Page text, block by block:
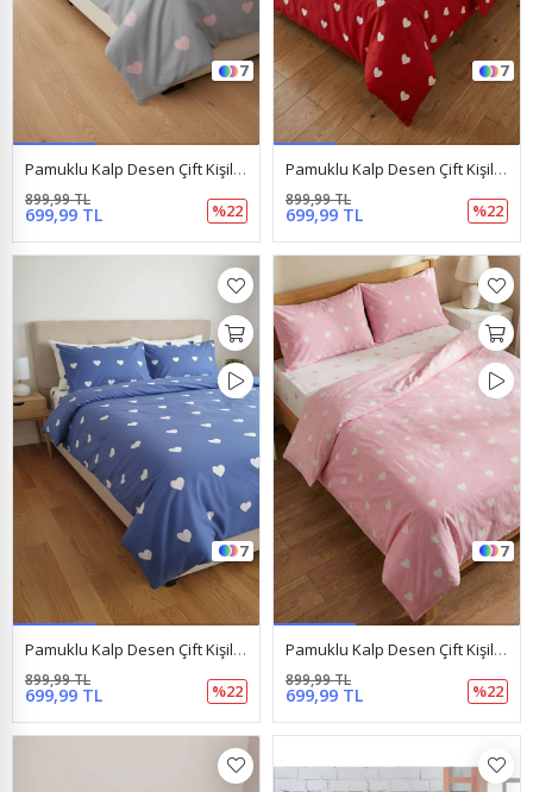
7
Pamuklu Kalp Desen Çift Kişilik Nevresim Takımı (Çarşafı Lastikli) Gri
699,99 TL
899,99 TL
%22
7
Pamuklu Kalp Desen Çift Kişilik Nevresim Takımı (Çarşafı Lastikli) Kırmızı
699,99 TL
899,99 TL
%22
7
Pamuklu Kalp Desen Çift Kişilik Nevresim Takımı (Çarşafı Lastikli) Mavi
699,99 TL
899,99 TL
%22
7
Pamuklu Kalp Desen Çift Kişilik Nevresim Takımı (Çarşafı Lastikli) Pembe
699,99 TL
899,99 TL
%22